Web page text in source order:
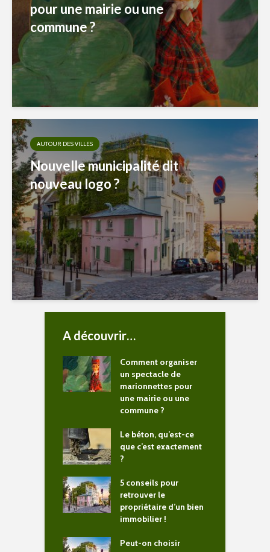
pour une mairie ou une
commune ?
AUTOUR DES VILLES
Nouvelle municipalité dit
nouveau logo ?
A découvrir…
Comment organiser
un spectacle de
marionnettes pour
une mairie ou une
commune ?
Le béton, qu’est-ce
que c’est exactement
?
5 conseils pour
retrouver le
propriétaire d’un bien
immobilier !
Peut-on choisir